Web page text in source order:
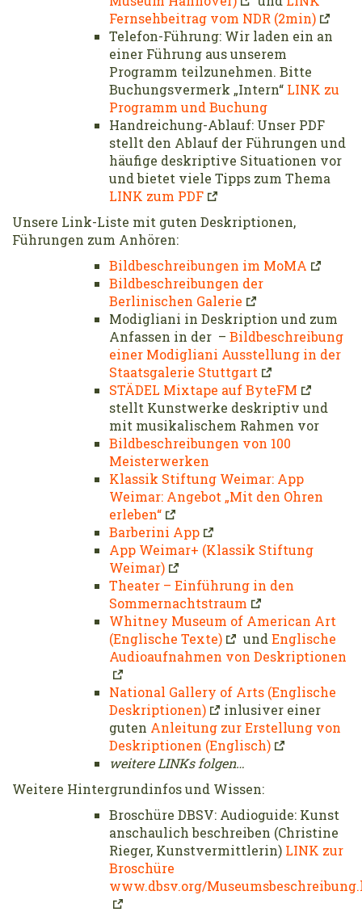
Fernsehbeitrag vom NDR (2min)
Telefon-Führung: Wir laden ein an
einer Führung aus unserem
Programm teilzunehmen. Bitte
Buchungsvermerk „Intern“ LINK zu
Programm und Buchung
Handreichung-Ablauf: Unser PDF
stellt den Ablauf der Führungen und
häufige deskriptive Situationen vor
und bietet viele Tipps zum Thema
LINK zum PDF
Unsere Link-Liste mit guten Deskriptionen,
Führungen zum Anhören:
Bildbeschreibungen im MoMA
Bildbeschreibungen der
Berlinischen Galerie
Modigliani in Deskription und zum
Anfassen in der – Bildbeschreibung
einer Modigliani Ausstellung in der
Staatsgalerie Stuttgart
STÄDEL Mixtape auf ByteFM
stellt Kunstwerke deskriptiv und
mit musikalischem Rahmen vor
Bildbeschreibungen von 100
Meisterwerken
Klassik Stiftung Weimar: App
Weimar: Angebot „Mit den Ohren
erleben“
Barberini App
App Weimar+ (Klassik Stiftung
Weimar)
Theater – Einführung in den
Sommernachtstraum
Whitney Museum of American Art
(Englische Texte)
und Englische
Audioaufnahmen von Deskriptionen
National Gallery of Arts (Englische
Deskriptionen)
inlusiver einer
guten Anleitung zur Erstellung von
Deskriptionen (Englisch)
weitere LINKs folgen…
Weitere Hintergrundinfos und Wissen:
Broschüre DBSV: Audioguide: Kunst
anschaulich beschreiben (Christine
Rieger, Kunstvermittlerin) LINK zur
Broschüre
www.dbsv.org/